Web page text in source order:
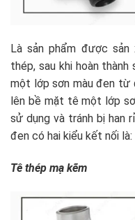
Là sản phẩm được sản
thép, sau khi hoàn
một lớp sơn màu đen từ
lên bề mặt tê một lớp
sử dụng và tránh bị han
đen có hai kiểu kết nối
Tê thép mạ kẽm